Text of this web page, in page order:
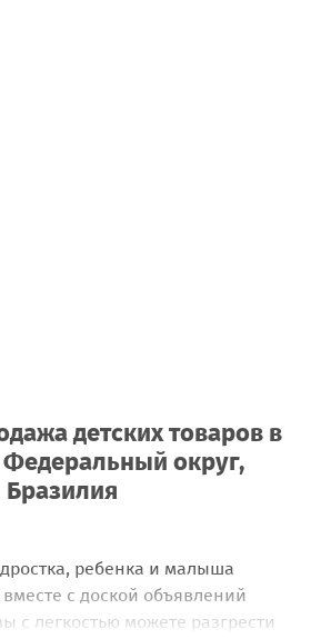
детских товаров в
округ,
Бразилия
ребенка и малыша
с доской объявлений
с легкостью можете разгрести